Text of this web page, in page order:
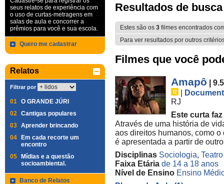
seus relatos de experiência com
o uso de curtas-metragens em
salas de aula e concorrer a
prêmios para você e sua escola.
Quero me cadastrar
Relatos
Filtrar por
01 O GRANDE JÚRI
02 Cantigas populares
03 Aprender brincando
04
Em cada recorte um
encontro
05
Mídias e a questão
socioambiental.
Banco de Relatos
Resultados de busca
Estes são os 3 filmes encontrados
Para ver resultados por outros
Filmes que você
Amapô
|
RJ
Este curta
Através de uma história de
aos direitos humanos, como
é apresentada a partir de
Disciplinas Sociologia, Teatro
Faixa Etária de 14 a 18 anos
Nível de Ensino Ensino